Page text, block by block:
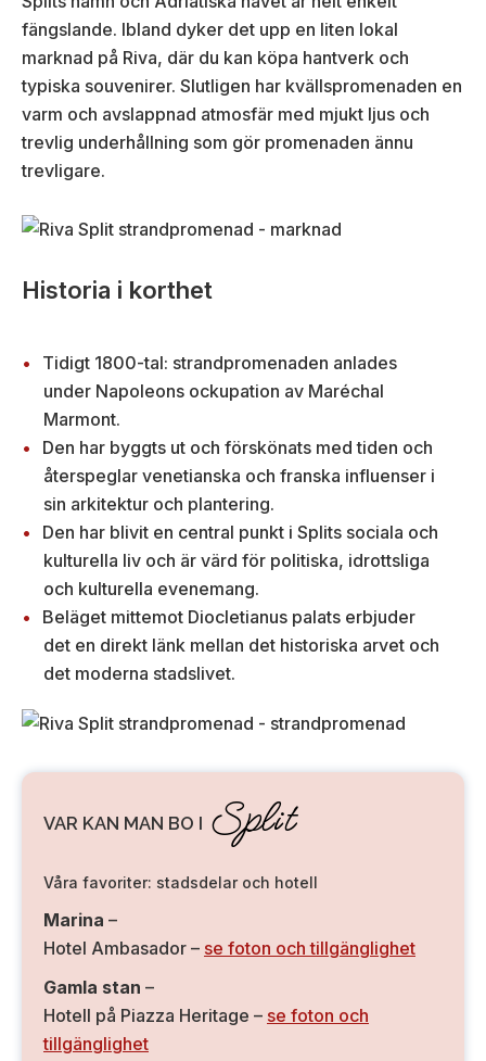
fängslande. Ibland dyker det upp en liten lokal
marknad på Riva, där du kan köpa hantverk och
typiska souvenirer. Slutligen har kvällspromenaden en
varm och avslappnad atmosfär med mjukt ljus och
trevlig underhållning som gör promenaden ännu
trevligare.
Historia i korthet
Tidigt 1800-tal: strandpromenaden anlades
under Napoleons ockupation av Maréchal
Marmont.
Den har byggts ut och förskönats med tiden och
återspeglar venetianska och franska influenser i
sin arkitektur och plantering.
Den har blivit en central punkt i Splits sociala och
kulturella liv och är värd för politiska, idrottsliga
och kulturella evenemang.
Beläget mittemot Diocletianus palats erbjuder
det en direkt länk mellan det historiska arvet och
det moderna stadslivet.
VAR KAN MAN BO I Split
Våra favoriter: stadsdelar och hotell
Marina –
Hotel Ambasador – se foton och tillgänglighet
Gamla stan –
Hotell på Piazza Heritage – se foton och
tillgänglighet